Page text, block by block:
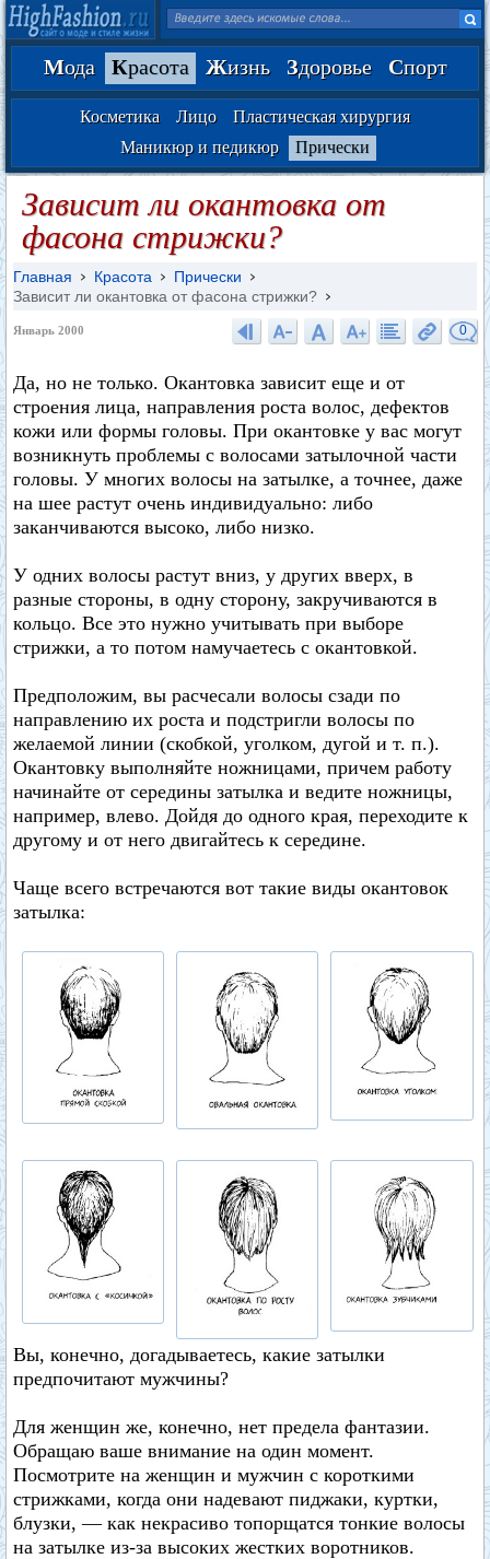
Мода Красота Жизнь Здоровье Спорт
Косметика Лицо
Пластическая хирургия
Маникюр и педикюр
Прически
Зависит ли окантовка от
фасона стрижки?
Главная Красота
Прически
Зависит ли окантовка от фасона стрижки?
Январь 2000 0
Да, но не только. Окантовка зависит еще и от
строения лица, направления роста волос, дефектов
кожи или формы головы. При окантовке у вас могут
возникнуть проблемы с волосами затылочной части
головы. У многих волосы на затылке, а точнее, даже
на шее растут очень индивидуально: либо
заканчиваются высоко, либо низко.
У одних волосы растут вниз, у других вверх, в
разные стороны, в одну сторону, закручиваются в
кольцо. Все это нужно учитывать при выборе
стрижки, а то потом намучаетесь с окантовкой.
Предположим, вы расчесали волосы сзади по
направлению их роста и подстригли волосы по
желаемой линии (скобкой, уголком, дугой и т. п.).
Окантовку выполняйте ножницами, причем работу
начинайте от середины затылка и ведите ножницы,
например, влево. Дойдя до одного края, переходите к
другому и от него двигайтесь к середине.
Чаще всего встречаются вот такие виды окантовок
затылка:
Вы, конечно, догадываетесь, какие затылки
предпочитают мужчины?
Для женщин же, конечно, нет предела фантазии.
Обращаю ваше внимание на один момент.
Посмотрите на женщин и мужчин с короткими
стрижками, когда они надевают пиджаки, куртки,
блузки, — как некрасиво топорщатся тонкие волосы
на затылке из-за высоких жестких воротников.